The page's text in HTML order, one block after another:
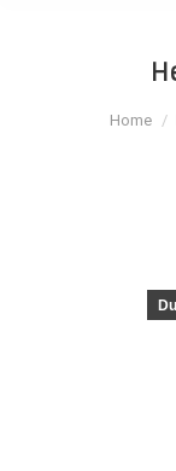
Je
Home